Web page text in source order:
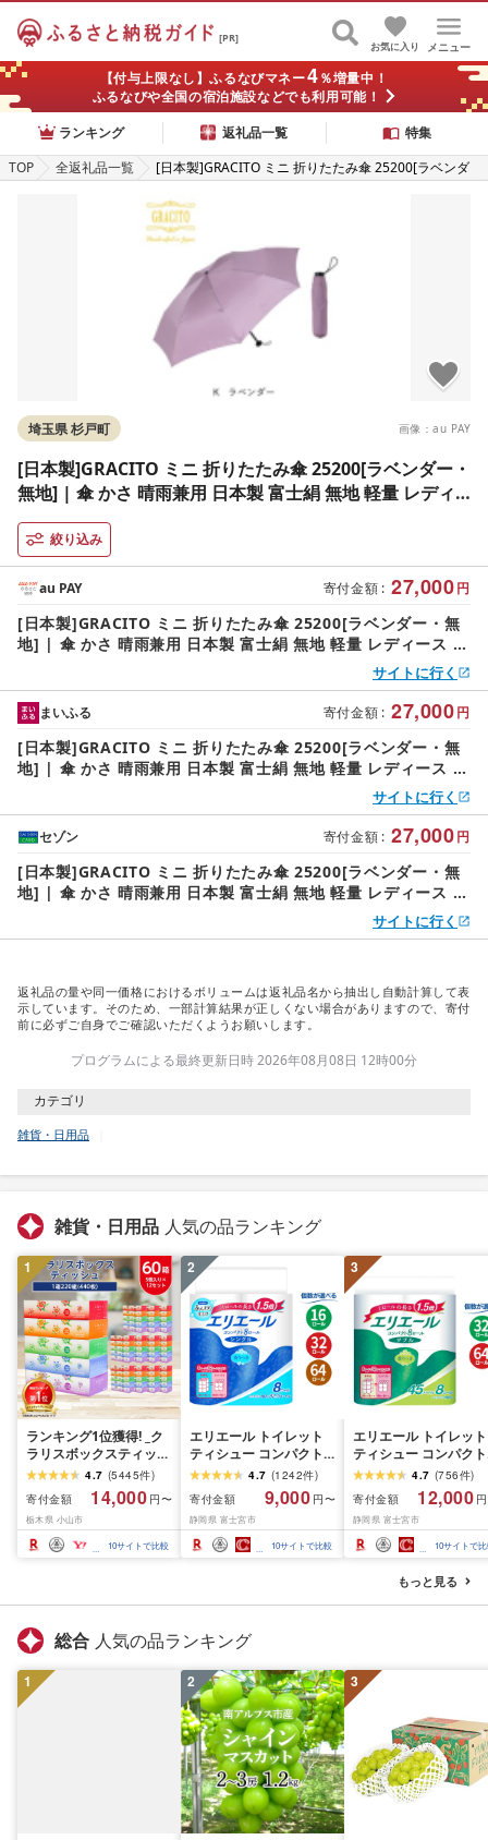
[PR]
メニュー
お気に入り
【付与上限なし】ふるなびマネー4％増量中！
ふるなびや全国の宿泊施設などでも利用可能！
ランキング
返礼品一覧
特集
TOP
全返礼品一覧
[日本製]GRACITO ミニ 折りたたみ傘 25200[ラベンダ
レディース 折りたたみ ミニ傘 ミニ グラシト 婦人 傘 手
開 カーボン骨 UVカット加工 日傘 雨傘 アスティ 埼玉
県 杉戸町
画像：au PAY
埼玉県 杉戸町
[日本製]GRACITO ミニ 折りたたみ傘 25200[ラベンダー・
無地] | 傘 かさ 晴雨兼用 日本製 富士絹 無地 軽量 レディ
ース 折りたたみ ミニ傘 ミニ グラシト 婦人 傘 手開 カーボ
ン骨 UVカット加工 日傘 雨傘 アスティ 埼玉県 杉戸町
絞り込み
寄付金額 : 27,000円
au PAY
[日本製]GRACITO ミニ 折りたたみ傘 25200[ラベンダー・無
地] | 傘 かさ 晴雨兼用 日本製 富士絹 無地 軽量 レディース 折
りたたみ ミニ傘 ミニ グラシト 婦人 傘 手開 カーボン骨 UVカ
ット加工 日傘 雨傘 アスティ 埼玉県 杉戸町
サイトに行く
寄付金額 : 27,000円
まいふる
[日本製]GRACITO ミニ 折りたたみ傘 25200[ラベンダー・無
地] | 傘 かさ 晴雨兼用 日本製 富士絹 無地 軽量 レディース 折
りたたみ ミニ傘 ミニ グラシト 婦人 傘 手開 カーボン骨 UVカ
ット加工 日傘 雨傘 アスティ 埼玉県 杉戸町
サイトに行く
寄付金額 : 27,000円
セゾン
[日本製]GRACITO ミニ 折りたたみ傘 25200[ラベンダー・無
地] | 傘 かさ 晴雨兼用 日本製 富士絹 無地 軽量 レディース 折
りたたみ ミニ傘 ミニ グラシト 婦人 傘 手開 カーボン骨 UVカ
ット加工 日傘 雨傘 アスティ 埼玉県 杉戸町
サイトに行く
返礼品の量や同一価格におけるボリュームは返礼品名から抽出し自動計算して表
示しています。そのため、一部計算結果が正しくない場合がありますので、寄付
前に必ずご自身でご確認いただくようお願いします。
プログラムによる最終更新日時 2026年08月08日 12時00分
カテゴリ
雑貨・日用品
雑貨・日用品 人気の品ランキング
1
ランキング1位獲得! _ク
ラリスボックスティッシ
ュ60箱(1箱220組(440
枚))(5個入り×12セット)_
ティッシュ ティッシュ
ペーパー 日用品 常備品
生活用品 まとめ買い [配
送不可地域:離島・沖縄
4.7 (5445件)
寄付金額
14,000 円〜
栃木県 小山市
10サイトで比較
2
エリエール トイレット
ティシュー コンパクト
シングル [個数が選べ
る:16・32・64 ロール]
1.5倍巻 82.5m トイレッ
トペーパー シングル パ
ルプ100% 香りつき 日用
品 消耗品 備蓄 ふるさと
4.7 (1242件)
寄付金額
9,000 円〜
静岡県 富士宮市
10サイトで比較
3
エリエール トイレット
ティシュー コンパクト
ダブル [選べるロール
数:32・64 ロール] 1.5
巻 45m トイレットペ
パー ダブル パルプ
香りつき 日用品 消耗
備蓄 ふるさと納税 ふ
さと 送料無料 静岡県
4.7 (756件)
寄付金額
12,000
静岡県 富士宮市
10サイトで
もっと見る
総合 人気の品ランキング
1 2 3